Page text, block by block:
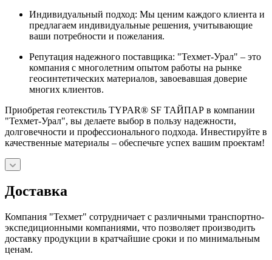
Индивидуальный подход: Мы ценим каждого клиента и
предлагаем индивидуальные решения, учитывающие
ваши потребности и пожелания.
Репутация надежного поставщика: "Техмет-Урал" – это
компания с многолетним опытом работы на рынке
геосинтетических материалов, завоевавшая доверие
многих клиентов.
Приобретая геотекстиль TYPAR® SF ТАЙПАР в компании
"Техмет-Урал", вы делаете выбор в пользу надежности,
долговечности и профессионального подхода. Инвестируйте в
качественные материалы – обеспечьте успех вашим проектам!
Доставка
Компания "Техмет" сотрудничает с различными транспортно-
экспедиционными компаниями, что позволяет производить
доставку продукции в кратчайшие сроки и по минимальным
ценам.